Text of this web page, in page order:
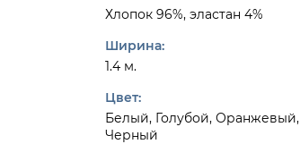
Хлопок 96%, эластан 4%
Ширина:
1.4 м.
Цвет:
Белый, Голубой, Оранжевый,
Черный